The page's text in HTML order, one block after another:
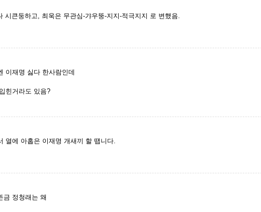
시큰둥하고, 최욱은 무관심-갸우뚱-지지-적극지지 로 변했음.
이재명 싫다 한사람인데
힌거라도 있음?
열에 아홉은 이재명 개새끼 할 땝니다.
금 정청래는 왜